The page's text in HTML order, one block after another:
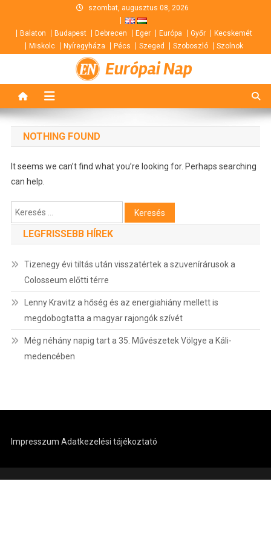
content
szombat, augusztus 08, 2026
Balaton Budapest Debrecen Eger Európa Győr
Kecskemét
Miskolc
Nyíregyháza Pécs Szeged Szoboszló Szolnok
Európai Nap
NOTHING FOUND
It seems we can’t find what you’re looking for. Perhaps searching
can help.
Keresés:
LEGFRISSEBB HÍREK
Tizenegy évi tiltás után visszatértek a szuvenírárusok a
Colosseum előtti térre
Lenny Kravitz a hőség és az energiahiány mellett is
megdobogtatta a magyar rajongók szívét
Még néhány napig tart a 35. Művészetek Völgye a Káli-
medencében
Impresszum Adatkezelési tájékoztató